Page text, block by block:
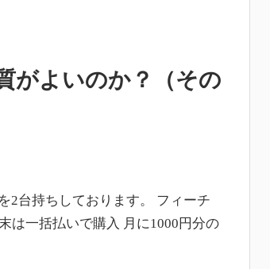
がよいのか？（その
2台持ちしております。 フィーチ
は一括払いで購入 月に1000円分の